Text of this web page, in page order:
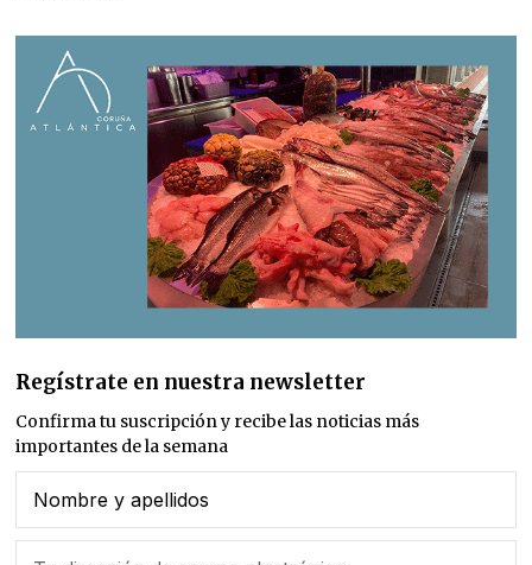
Regístrate en nuestra newsletter
Confirma tu suscripción y recibe las noticias más
importantes de la semana